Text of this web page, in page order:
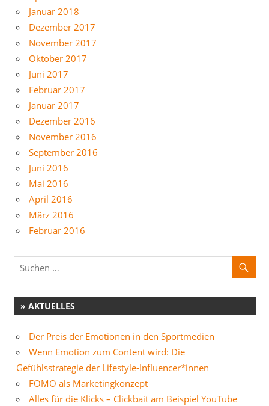
Januar 2018
Dezember 2017
November 2017
Oktober 2017
Juni 2017
Februar 2017
Januar 2017
Dezember 2016
November 2016
September 2016
Juni 2016
Mai 2016
April 2016
März 2016
Februar 2016
» AKTUELLES
Der Preis der Emotionen in den Sportmedien
Wenn Emotion zum Content wird: Die
Gefühlsstrategie der Lifestyle-Influencer*innen
FOMO als Marketingkonzept
Alles für die Klicks – Clickbait am Beispiel YouTube